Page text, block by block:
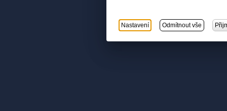
Nastavení Odmítnout vše